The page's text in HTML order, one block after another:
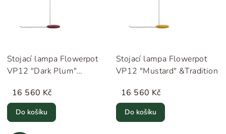
Stojací lampa Flowerpot
VP12 "Dark Plum"
16 560 Kč
Do košíku
Stojací lampa Flowerpot
VP12 "Mustard" &Tradition
16 560 Kč
Do košíku